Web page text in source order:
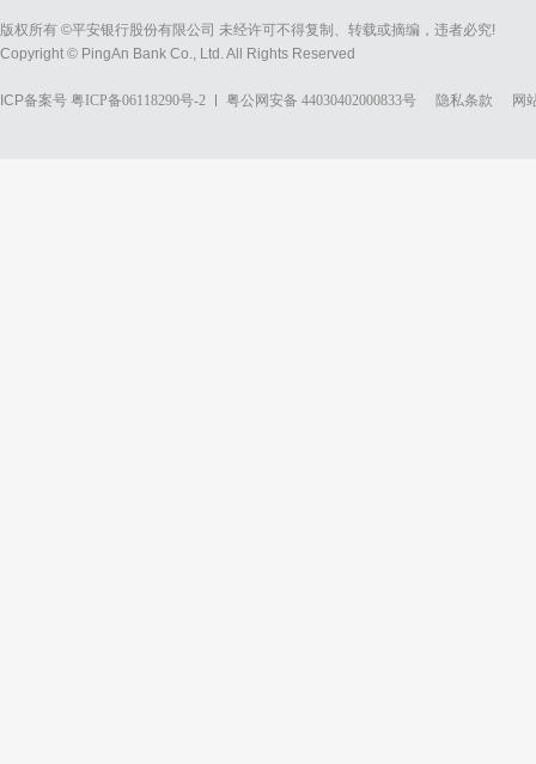
版权所有 ©平安银行股份有限公司 未经许可不得复制、转载或摘编，违者必究!
Copyright © PingAn Bank Co., Ltd. All Rights Reserved
ICP备案号 粤ICP备06118290号-2 粤公网安备 44030402000833号 隐私条款 网